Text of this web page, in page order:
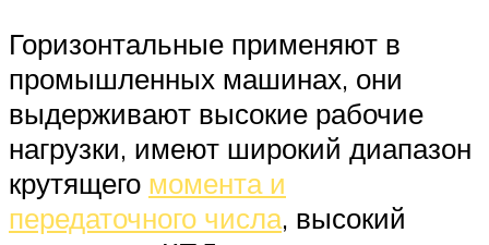
Горизонтальные применяют в
промышленных машинах, они
выдерживают высокие рабочие
нагрузки, имеют широкий диапазон
крутящего момента и
передаточного числа, высокий